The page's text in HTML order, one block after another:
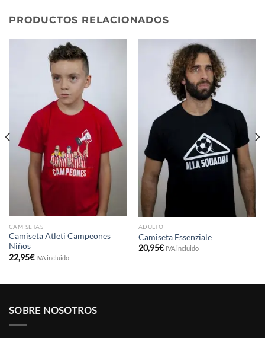
PRODUCTOS RELACIONADOS
CAMISETAS
Camiseta Atleti Campeones
Niños
22,95€ IVA incluido
ADULTO
Camiseta Essenziale
20,95€ IVA incluido
SOBRE NOSOTROS